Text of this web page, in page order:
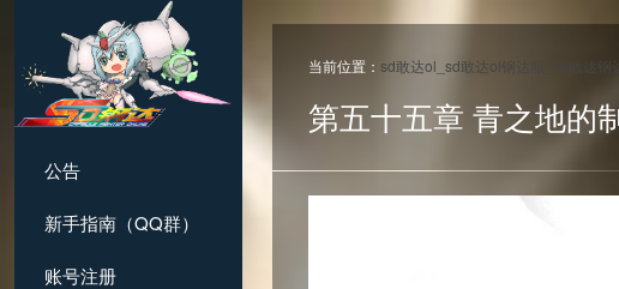
公告
新手指南（QQ群）
账号注册
当前位置： sd敢达ol_sd敢达ol钢达服_sd敢达钢
第五十五章 青之地的